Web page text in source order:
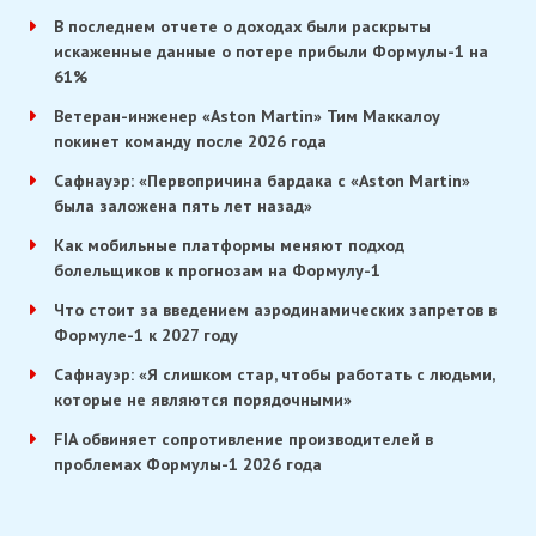
В последнем отчете о доходах были раскрыты
искаженные данные о потере прибыли Формулы-1 на
61%
Ветеран-инженер «Aston Martin» Тим Маккалоу
покинет команду после 2026 года
Сафнауэр: «Первопричина бардака с «Aston Martin»
была заложена пять лет назад»
Как мобильные платформы меняют подход
болельщиков к прогнозам на Формулу-1
Что стоит за введением аэродинамических запретов в
Формуле-1 к 2027 году
Сафнауэр: «Я слишком стар, чтобы работать с людьми,
которые не являются порядочными»
FIA обвиняет сопротивление производителей в
проблемах Формулы-1 2026 года